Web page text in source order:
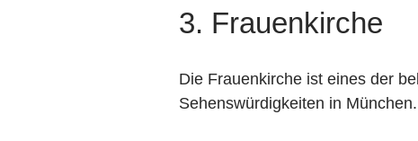
3. Frauenkirche
Die Frauenkirche ist eines der
Sehenswürdigkeiten in München.